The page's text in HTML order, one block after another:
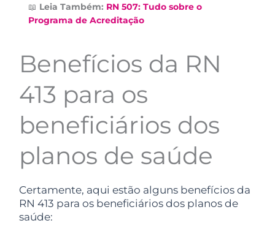
📖 Leia Também: RN 507: Tudo sobre o
Programa de Acreditação
Benefícios da RN
413 para os
beneficiários dos
planos de saúde
Certamente, aqui estão alguns benefícios da
RN 413 para os beneficiários dos planos de
saúde: